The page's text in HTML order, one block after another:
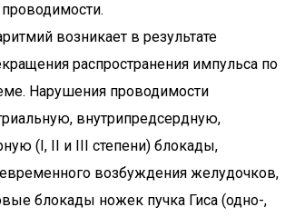
возникает в результате
распространения импульса по
Нарушения проводимости
внутрипредсердную,
(I, II и III степени) блокады,
возбуждения желудочков,
блокады ножек пучка Гиса (одно-,